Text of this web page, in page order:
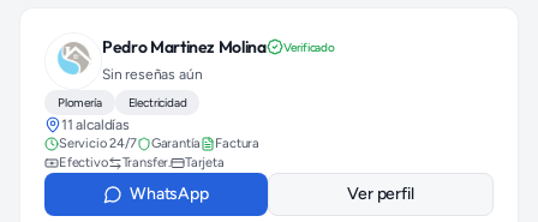
Pedro Martinez Molina Verificado
Sin reseñas aún
Plomería Electricidad
11 alcaldías
Servicio 24/7 Garantía
Factura
Efectivo
Transfer. Tarjeta
WhatsApp Ver perfil